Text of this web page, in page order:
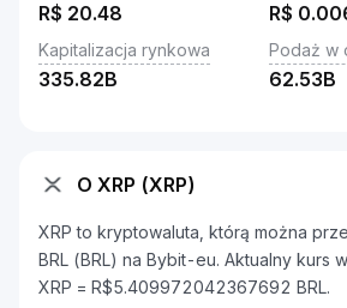
R$ 20.48 R$
Kapitalizacja rynkowa
335.82B
Podaż w
62.53B
O XRP (XRP)
XRP to kryptowaluta, którą można
BRL (BRL) na Bybit-eu. Aktualny kurs
XRP = R$5.409972042367692 BRL.